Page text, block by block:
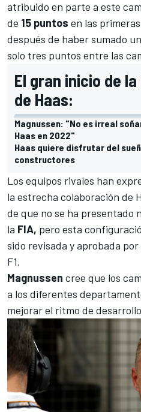
atribuido en parte a este
de 15 puntos en las
después de haber sumado
solo tres puntos entre las
El gran inicio de
de Haas:
Magnussen: "No es irreal
Haas en 2022"
Haas quiere disfrutar del
constructores
Los equipos rivales han
la estrecha colaboración de
de que no se ha presentado
la FIA, pero esta
sido revisada y aprobada
F1.
Magnussen cree que los
a los diferentes
mejorar el ritmo de